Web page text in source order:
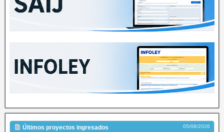
Últimos proyectos ingresados 05/08/2026